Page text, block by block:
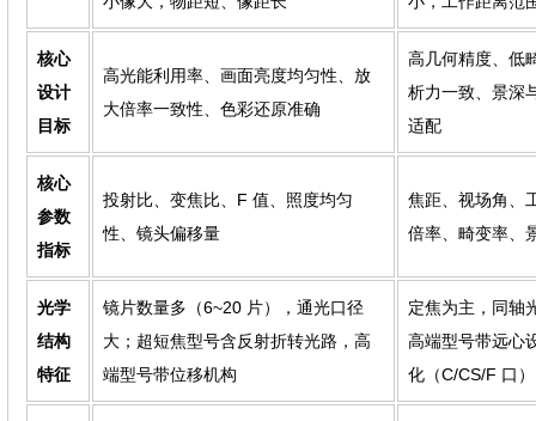
核心
设计
目标
高光能利用率、画面亮度均匀性、放
大倍率一致性、色彩还原准确
高几何精度、低
析力一致、景深
适配
核心
参数
指标
投射比、变焦比、F 值、照度均匀
性、镜头偏移量
焦距、视场角、
倍率、畸变率、
光学
结构
特征
镜片数量多（6~20 片），通光口径
大；超短焦型号含反射折转光路，高
端型号带位移机构
定焦为主，同轴
高端型号带远心
化（C/CS/F 口）